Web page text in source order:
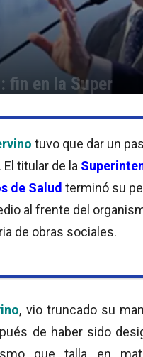
fin en la Super
tuvo que dar un
titular de la
de Salud terminó su
al frente del
de obras sociales.
, vio truncado su
de haber sido
que talla en